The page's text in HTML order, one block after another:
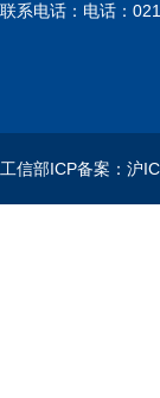
联系电话：电话：
工信部ICP备案：沪